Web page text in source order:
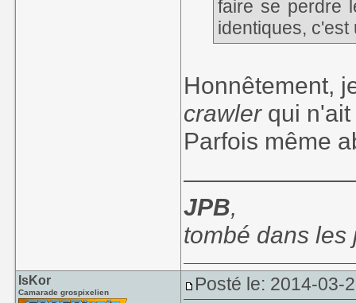
faire se perdre
identiques, c'est
Honnêtement,
crawlerqui n'ait
Parfois même
JPB,
tombé dans les
IsKor
Camarade grospixelien Posté le: 2014-03-